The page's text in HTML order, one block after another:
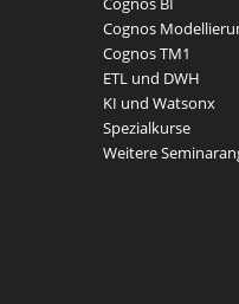
Cognos
Cognos TM1
ETL und DWH
KI und Watsonx
Spezialkurse
Weitere